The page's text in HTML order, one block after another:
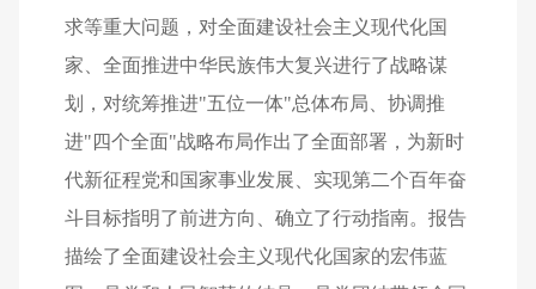
求等重大问题，对全面建设社会主义现代化国
家、全面推进中华民族伟大复兴进行了战略谋
划，对统筹推进"五位一体"总体布局、协调推
进"四个全面"战略布局作出了全面部署，为新时
代新征程党和国家事业发展、实现第二个百年奋
斗目标指明了前进方向、确立了行动指南。报告
描绘了全面建设社会主义现代化国家的宏伟蓝